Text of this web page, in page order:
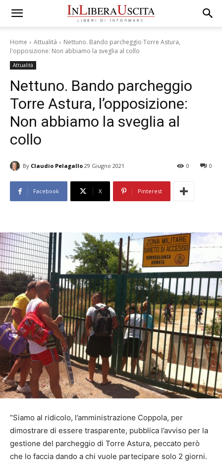
Home Attualità
Nettuno. Bando parcheggio Torre Astura,
l'opposizione: Non abbiamo la sveglia al collo
Attualità
Nettuno. Bando parcheggio
Torre Astura, l’opposizione:
Non abbiamo la sveglia al
collo
By Claudio Pelagallo 29 Giugno 2021 0
0
Facebook X Pinterest
“Siamo al ridicolo, l’amministrazione Coppola, per
dimostrare di essere trasparente, pubblica l’avviso per la
gestione del parcheggio di Torre Astura, peccato però
che lo faccia dando a chi vuole partecipare solo 2 giorni.